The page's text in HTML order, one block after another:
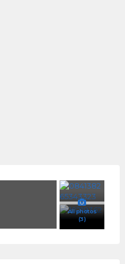
All photos
(3)